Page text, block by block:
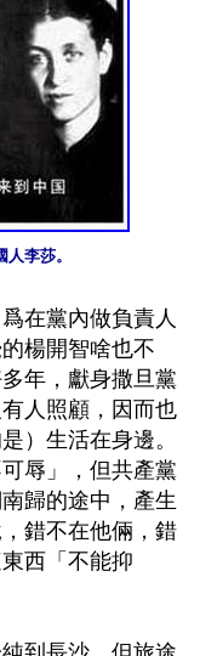
李莎。
在黨內做負責人
楊開智啥也不
年，獻身撒旦黨
人照顧，因而也
）生活在身邊。
辱」，但共產黨
歸的途中，產生
錯不在他倆，錯
西「不能抑